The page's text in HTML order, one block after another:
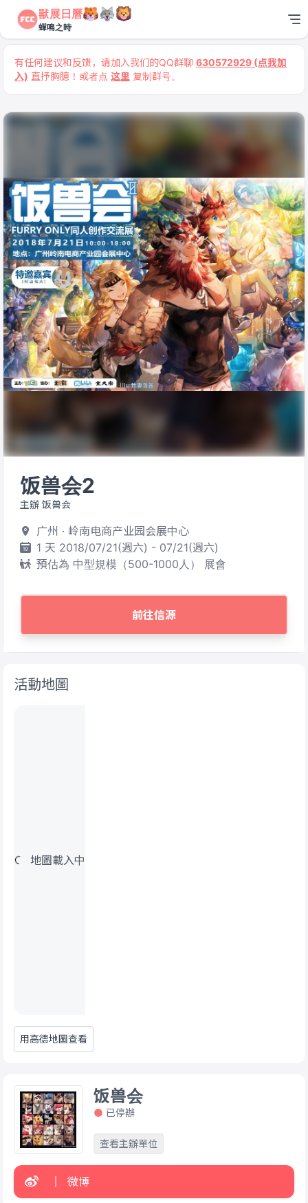
獸展日曆
蟬鳴之時
有任何建议和反馈，请加入我们的QQ群聊 630572929 (点我加
入) 直抒胸臆！或者点 这里 复制群号。
饭兽会2
主辦 饭兽会
广州 · 岭南电商产业园会展中心
1 天 2018/07/21(週六) - 07/21(週六)
預估為 中型規模（500-1000人） 展會
前往信源
活動地圖
地圖載入中
用高德地圖查看
饭兽会
已停辦
查看主辦單位
微博